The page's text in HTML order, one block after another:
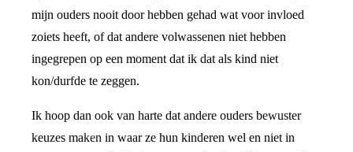
mijn ouders nooit door hebben gehad wat voor invloed
zoiets heeft, of dat andere volwassenen niet hebben
ingegrepen op een moment dat ik dat als kind niet
kon/durfde te zeggen.
Ik hoop dan ook van harte dat andere ouders bewuster
keuzes maken in waar ze hun kinderen wel en niet in